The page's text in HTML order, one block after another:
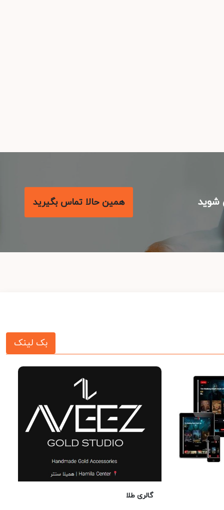
همین حالا تماس بگیرید
بک لینک
گالری طلا